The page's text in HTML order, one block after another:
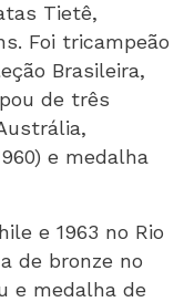
Tietê,
Foi tricampeão
Brasileira,
de três
e medalha
e 1963 no Rio
de bronze no
e medalha de